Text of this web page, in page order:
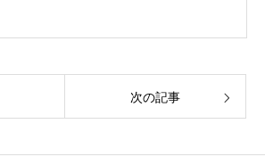
次の記事